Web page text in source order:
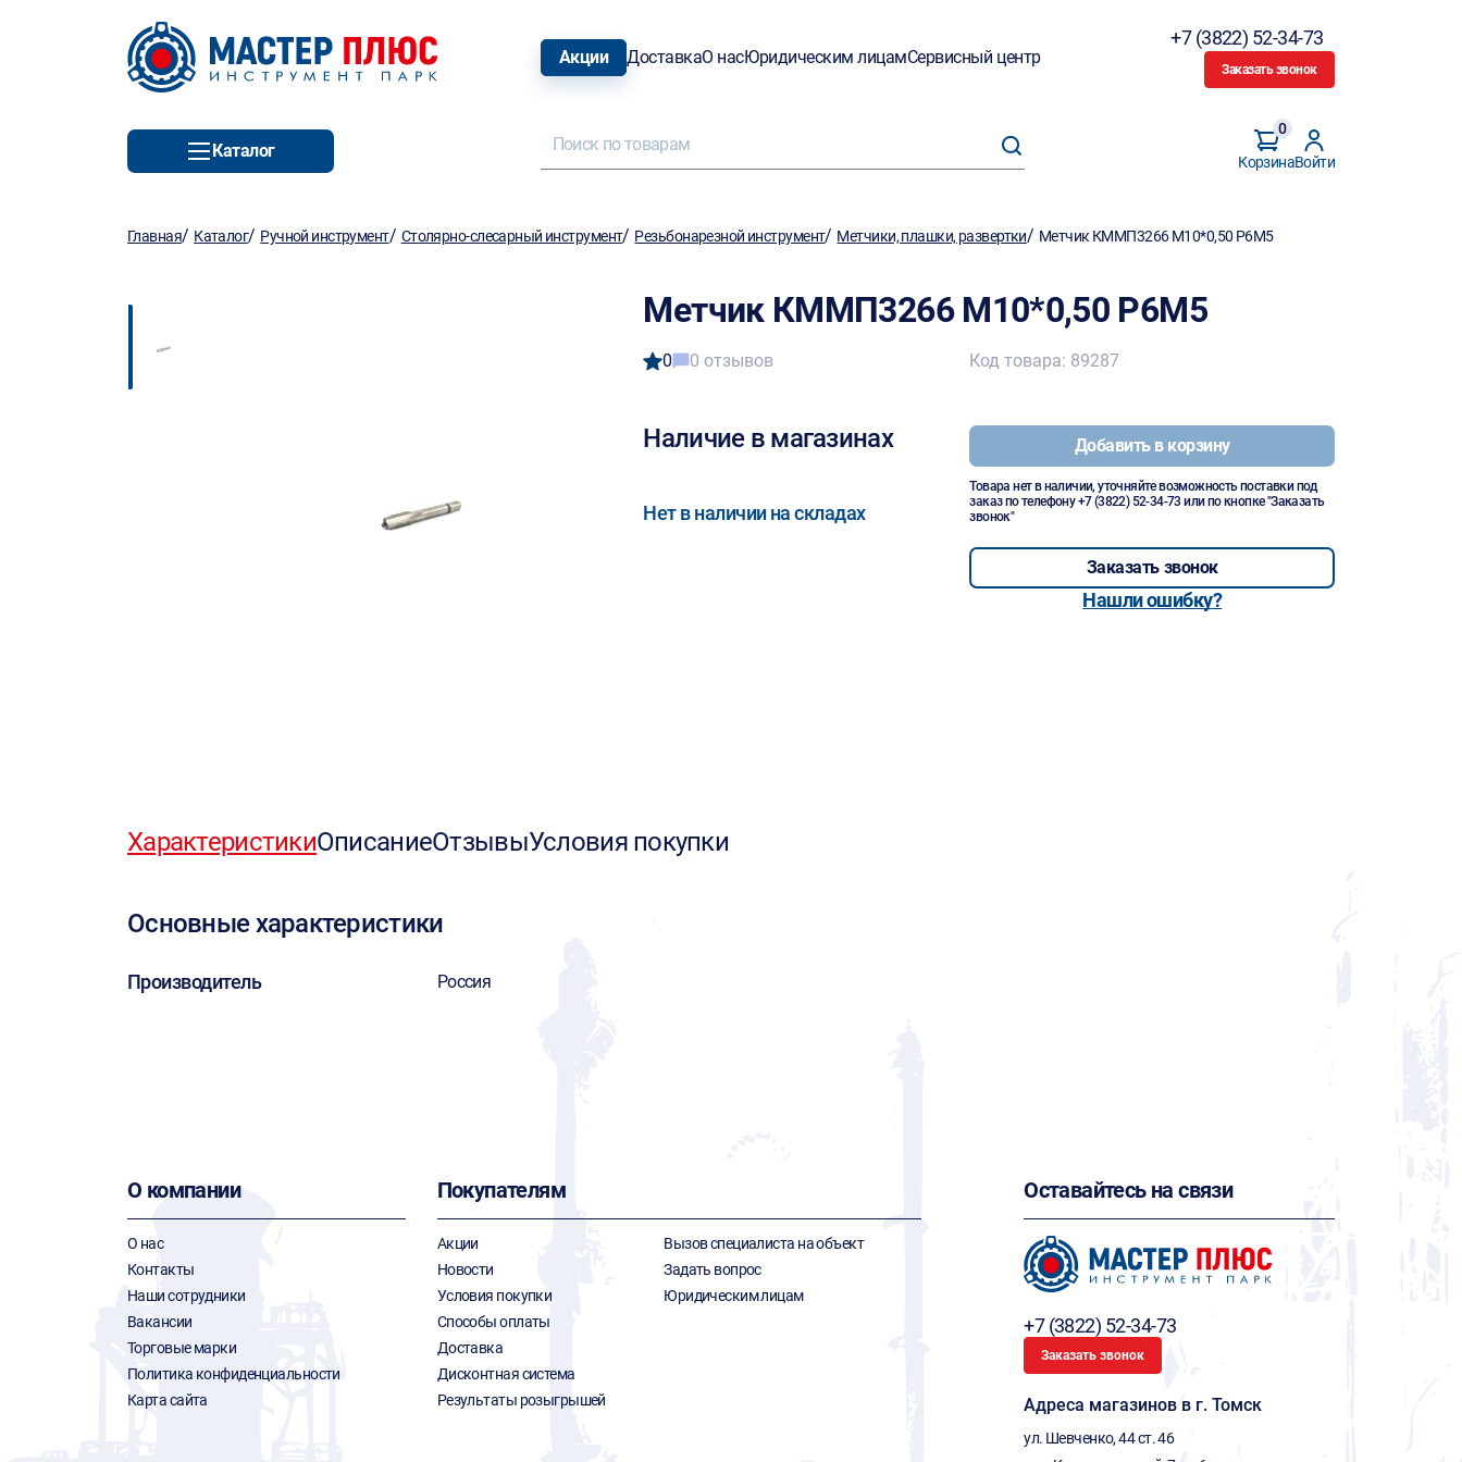
Акции ДоставкаО насЮридическим лицамСервисный центр
+7 (3822) 52-34-73
Заказать звонок
Каталог
Корзина
0
Войти
Главная/ Каталог/ Ручной инструмент/ Столярно-слесарный инструмент/ Резьбонарезной инструмент/ Метчики, плашки, развертки/ Метчик КММП3266 М10*0,50 Р6М5
Метчик КММП3266 М10*0,50 Р6М5
0 0 отзывов
Наличие в магазинах
Нет в наличии на складах
Код товара: 89287
Добавить в корзину
Товара нет в наличии, уточняйте возможность поставки под
заказ по телефону+7 (3822) 52-34-73 или по кнопке "Заказать
звонок"
Заказать звонок
Нашли ошибку?
ХарактеристикиОписаниеОтзывыУсловия покупки
Основные характеристики
Производитель Россия
О компании
О нас
Контакты
Наши сотрудники
Вакансии
Торговые марки
Политика конфиденциальности
Карта сайта
Покупателям
Акции
Новости
Условия покупки
Способы оплаты
Доставка
Дисконтная система
Результаты розыгрышей
Вызов специалиста на объект
Задать вопрос
Юридическим лицам
Оставайтесь на связи
+7 (3822) 52-34-73
Заказать звонок
Адреса магазинов в г. Томск
ул. Шевченко, 44 ст. 46